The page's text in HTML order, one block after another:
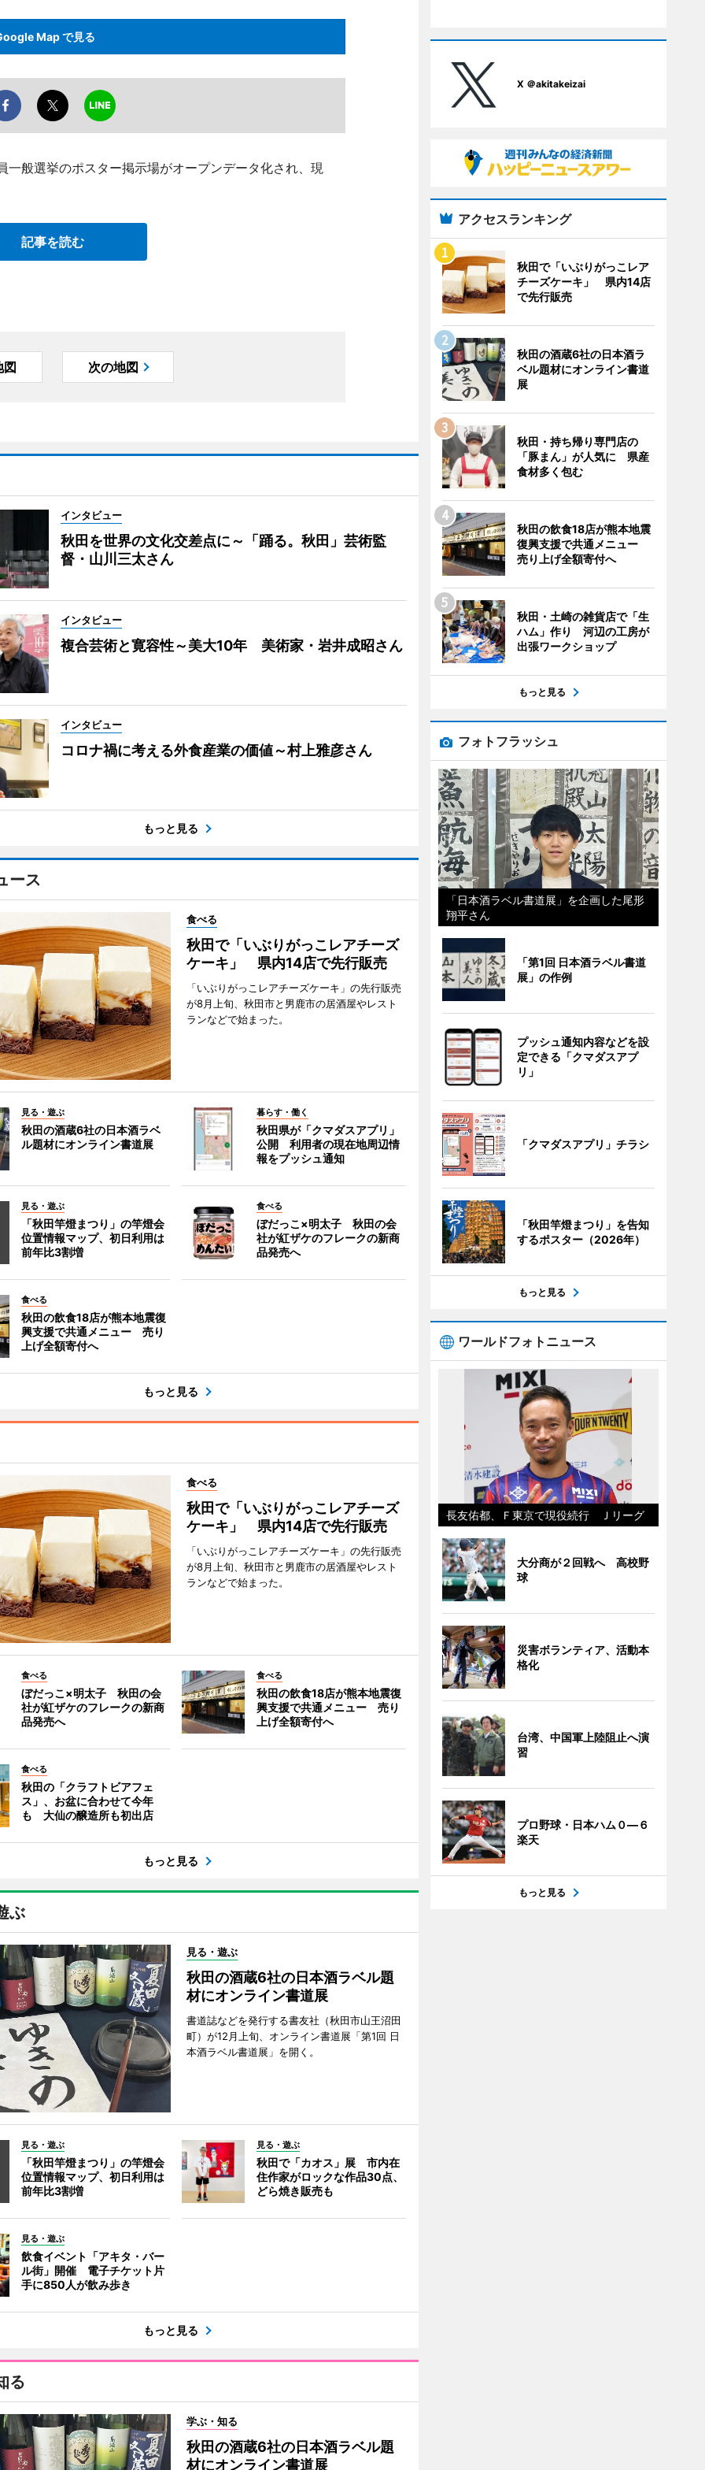
Map で見る
般選挙のポスター掲示場がオープンデータ化され、現
記事を読む
図 次の地図
インタビュー
秋田を世界の文化交差点に～「踊る。秋田」芸術監
督・山川三太さん
インタビュー
複合芸術と寛容性～美大10年 美術家・岩井成昭さん
インタビュー
コロナ禍に考える外食産業の価値～村上雅彦さん
もっと見る
ース
食べる
秋田で「いぶりがっこレアチーズ
ケーキ」 県内14店で先行販売
「いぶりがっこレアチーズケーキ」の先行販売
が8月上旬、秋田市と男鹿市の居酒屋やレスト
ランなどで始まった。
見る・遊ぶ
秋田の酒蔵6社の日本酒ラベ
ル題材にオンライン書道展
暮らす・働く
秋田県が「クマダスアプリ」
公開 利用者の現在地周辺情
報をプッシュ通知
見る・遊ぶ
「秋田竿燈まつり」の竿燈会
位置情報マップ、初日利用は
前年比3割増
食べる
ぼだっこ×明太子 秋田の会
社が紅ザケのフレークの新商
品発売へ
食べる
秋田の飲食18店が熊本地震復
興支援で共通メニュー 売り
上げ全額寄付へ
もっと見る
食べる
秋田で「いぶりがっこレアチーズ
ケーキ」 県内14店で先行販売
「いぶりがっこレアチーズケーキ」の先行販売
が8月上旬、秋田市と男鹿市の居酒屋やレスト
ランなどで始まった。
食べる
ぼだっこ×明太子 秋田の会
社が紅ザケのフレークの新商
品発売へ
食べる
秋田の飲食18店が熊本地震復
興支援で共通メニュー 売り
上げ全額寄付へ
食べる
秋田の「クラフトビアフェ
ス」、お盆に合わせて今年
も 大仙の醸造所も初出店
もっと見る
ぶ
見る・遊ぶ
秋田の酒蔵6社の日本酒ラベル題
材にオンライン書道展
書道誌などを発行する書友社（秋田市山王沼田
町）が12月上旬、オンライン書道展「第1回 日
本酒ラベル書道展」を開く。
見る・遊ぶ
「秋田竿燈まつり」の竿燈会
位置情報マップ、初日利用は
前年比3割増
見る・遊ぶ
秋田で「カオス」展 市内在
住作家がロックな作品30点、
どら焼き販売も
見る・遊ぶ
飲食イベント「アキタ・バー
ル街」開催 電子チケット片
手に850人が飲み歩き
もっと見る
る
学ぶ・知る
秋田の酒蔵6社の日本酒ラベル題
材にオンライン書道展
X ＠akitakeizai
アクセスランキング
秋田で「いぶりがっこレア
チーズケーキ」 県内14店
で先行販売
秋田の酒蔵6社の日本酒ラ
ベル題材にオンライン書道
展
秋田・持ち帰り専門店の
「豚まん」が人気に 県産
食材多く包む
秋田の飲食18店が熊本地震
復興支援で共通メニュー
売り上げ全額寄付へ
秋田・土崎の雑貨店で「生
ハム」作り 河辺の工房が
出張ワークショップ
もっと見る
フォトフラッシュ
「日本酒ラベル書道展」を企画した尾形
翔平さん
「第1回 日本酒ラベル書道
展」の作例
プッシュ通知内容などを設
定できる「クマダスアプ
リ」
「クマダスアプリ」チラシ
「秋田竿燈まつり」を告知
するポスター（2026年）
もっと見る
ワールドフォトニュース
長友佑都、Ｆ東京で現役続行 Ｊリーグ
大分商が２回戦へ 高校野
球
災害ボランティア、活動本
格化
台湾、中国軍上陸阻止へ演
習
プロ野球・日本ハム０―６
楽天
もっと見る